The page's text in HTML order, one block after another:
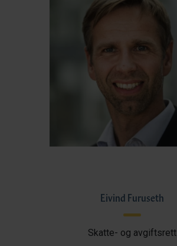
Eivind Furuseth
Skatte- og avgiftsrett